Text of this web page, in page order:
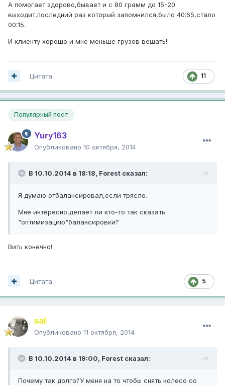
А помогает здорово,бывает и с 80 грамм до 15-20
выходит,последний раз который запомнился,было 40:65,стало
00:15.
И клиенту хорошо и мне меньше грузов вешать!
11
Цитата
Популярный пост
Yury163
Опубликовано 10 октября, 2014
В 10.10.2014 в 18:18, Forest сказал:
Я думаю отбалансировал,если трясло.
Мне интересно,делает ли кто-то так сказать
"оптимизацию"балансировки?
Вить конечно!
5
Цитата
saI
Опубликовано 11 октября, 2014
В 10.10.2014 в 19:00, Forest сказал:
Почему так долго?У меня на то чтобы снять колесо со